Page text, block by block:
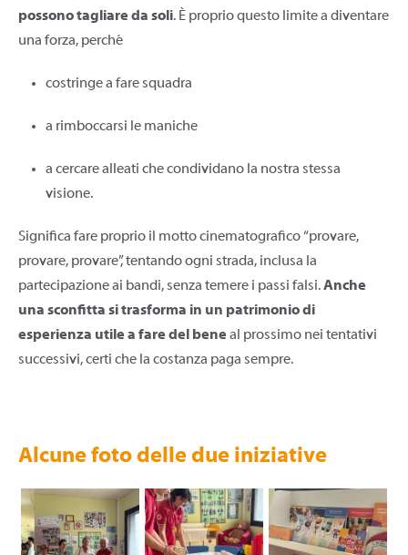
possono tagliare da soli. È proprio questo limite a diventare
una forza, perché
costringe a fare squadra
a rimboccarsi le maniche
a cercare alleati che condividano la nostra stessa
visione.
Significa fare proprio il motto cinematografico “provare,
provare, provare”, tentando ogni strada, inclusa la
partecipazione ai bandi, senza temere i passi falsi.Anche
una sconfitta si trasforma in un patrimonio di
esperienza utile a fare del bene al prossimo nei tentativi
successivi, certi che la costanza paga sempre.
Alcune foto delle due iniziative